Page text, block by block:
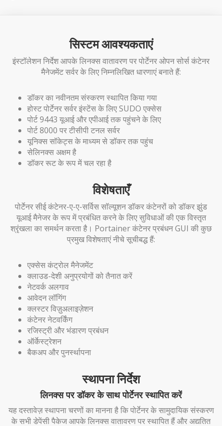
सिस्टम आवश्यकताएं
इंस्टॉलेशन निर्देश आपके लिनक्स वातावरण पर पोर्टेनर ओपन सोर्स कंटेनर
मैनेजमेंट सर्वर के लिए निम्नलिखित धारणाएं बनाते हैं:
डॉकर का नवीनतम संस्करण स्थापित किया गया
होस्ट पोर्टेनर सर्वर इंस्टेंस के लिए SUDO एक्सेस
पोर्ट 9443 यूआई और एपीआई तक पहुंचने के लिए
पोर्ट 8000 पर टीसीपी टनल सर्वर
यूनिक्स सॉकेट्स के माध्यम से डॉकर तक पहुंच
सेलिनक्स अक्षम है
डॉकर रूट के रूप में चल रहा है
विशेषताएँ
पोर्टेनर सीई कंटेनर-ए-ए-सर्विस सॉल्यूशन डॉकर कंटेनरों को डॉकर झुंड
यूआई मैनेजर के रूप में प्रबंधित करने के लिए सुविधाओं की एक विस्तृत
श्रृंखला का समर्थन करता है। Portainer कंटेनर प्रबंधन GUI की कुछ
प्रमुख विशेषताएं नीचे सूचीबद्ध हैं:
एक्सेस कंट्रोल मैनेजमेंट
क्लाउड-देशी अनुप्रयोगों को तैनात करें
नेटवर्क अलगाव
आवेदन लॉगिंग
क्लस्टर विज़ुअलाइज़ेशन
कंटेनर नेटवर्किंग
रजिस्ट्री और भंडारण प्रबंधन
ऑर्केस्ट्रेशन
बैकअप और पुनर्स्थापना
स्थापना निर्देश
लिनक्स पर डॉकर के साथ पोर्टेनर स्थापित करें
यह दस्तावेज़ स्थापना चरणों का मानना ​​है कि पोर्टेनर के सामुदायिक संस्करण
के सभी डेपेंसी पैकेज आपके लिनक्स वातावरण पर स्थापित हैं और अद्यतित